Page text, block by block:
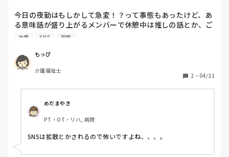
今日の夜勤はもしかして急変！？って事態もあったけど、あ
る意味話が盛り上がるメンバーで休憩中は推しの話とか、ご
飯屋さんの話とかして。
うちの1人がSNS繋がってるんだけど、同僚6人（20〜40
代）で呑みに行ってる写真がアップされてたみたいで「見
た？」って聞いてきたけど、私はアカウント変えてフォロー
ないからもちろん見てなくて😂
同僚と仲良いのはいいことだけど誰とも彼とも呑みに行くの
って本当にすごいな...
後輩ちゃんのフォロワー、職場の人多いけど、その人達も後
輩ちゃんのそういう投稿見てどう感じてるんだろう。
SNS繋がってるその人も「私も（繋がり）やめたいな〜」っ
て言ってて、「アカウント変えるしかないですね」とか言っ
後輩 SNS 同僚
もっぴ
介護福祉士
2 ・ 04/21
めだまやき
PT・OT・リハ, 病院
SNSは拡散とかされるので怖いですよね、、、。